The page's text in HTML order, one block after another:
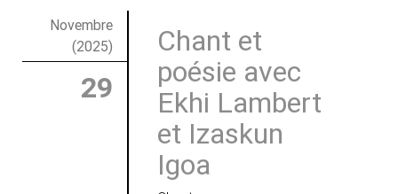
Novembre
(2025)
29
Chant et
poésie avec
Ekhi Lambert
et Izaskun
Igoa